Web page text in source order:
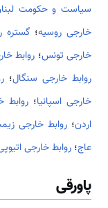
سیاست و حکومت
خارجی روسیه؛ گستره
خارجی تونس؛ روابط
روابط خارجی سنگال؛
خارجی اسپانیا؛ روابط
اردن؛ روابط خارجی
عاج؛ روابط خارجی
پاورقی